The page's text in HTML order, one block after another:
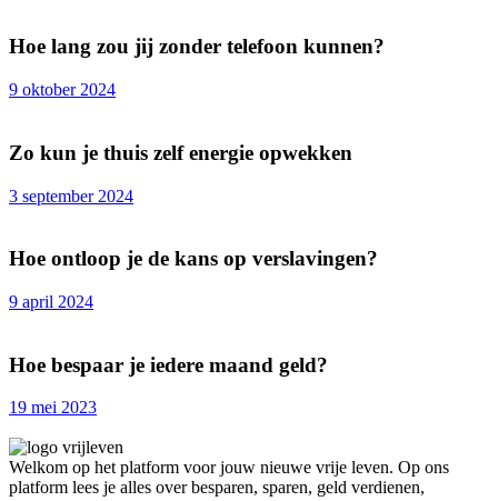
Hoe lang zou jij zonder telefoon kunnen?
9 oktober 2024
Zo kun je thuis zelf energie opwekken
3 september 2024
Hoe ontloop je de kans op verslavingen?
9 april 2024
Hoe bespaar je iedere maand geld?
19 mei 2023
Welkom op het platform voor jouw nieuwe vrije leven. Op ons
platform lees je alles over besparen, sparen, geld verdienen,